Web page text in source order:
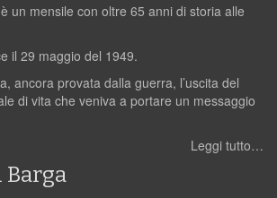
un mensile con oltre 65 anni di storia alle
il 29 maggio del 1949.
ancora provata dalla guerra, l’uscita del
di vita che veniva a portare un messaggio
Leggi tutto…